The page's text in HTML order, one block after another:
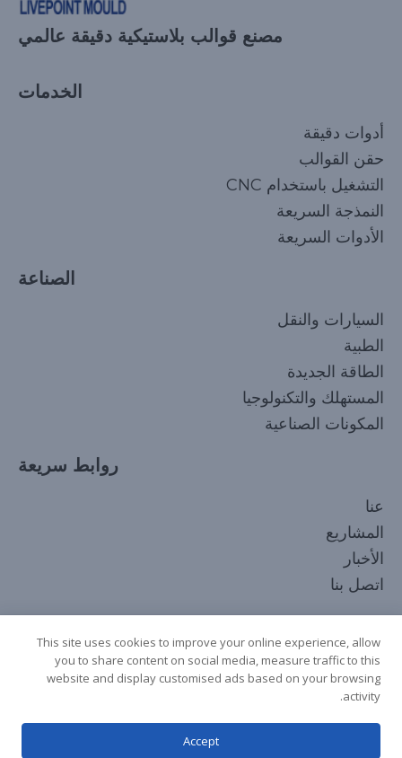
مصنع قوالب بلاستيكية دقيقة عالمي
الخدمات
أدوات دقيقة
حقن القوالب
التشغيل باستخدام CNC
النمذجة السريعة
الأدوات السريعة
الصناعة
السيارات والنقل
الطبية
الطاقة الجديدة
المستهلك والتكنولوجيا
المكونات الصناعية
روابط سريعة
عنا
المشاريع
الأخبار
اتصل بنا
English
German
Russian
This site uses cookies to improve your online experience, allow
you to share content on social media, measure traffic to this
website and display customised ads based on your browsing
activity.
Accept